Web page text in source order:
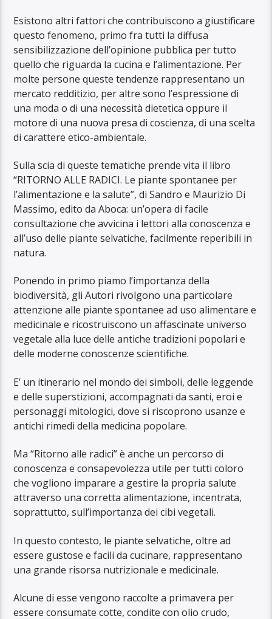
Esistono altri fattori che contribuiscono a giustificare
questo fenomeno, primo fra tutti la diffusa
sensibilizzazione dell’opinione pubblica per tutto
quello che riguarda la cucina e l’alimentazione. Per
molte persone queste tendenze rappresentano un
mercato redditizio, per altre sono l’espressione di
una moda o di una necessità dietetica oppure il
motore di una nuova presa di coscienza, di una scelta
di carattere etico-ambientale.
Sulla scia di queste tematiche prende vita il libro
“RITORNO ALLE RADICI. Le piante spontanee per
l’alimentazione e la salute”, di Sandro e Maurizio Di
Massimo, edito da Aboca: un’opera di facile
consultazione che avvicina i lettori alla conoscenza e
all’uso delle piante selvatiche, facilmente reperibili in
natura.
Ponendo in primo piamo l’importanza della
biodiversità, gli Autori rivolgono una particolare
attenzione alle piante spontanee ad uso alimentare e
medicinale e ricostruiscono un affascinate universo
vegetale alla luce delle antiche tradizioni popolari e
delle moderne conoscenze scientifiche.
E’ un itinerario nel mondo dei simboli, delle leggende
e delle superstizioni, accompagnati da santi, eroi e
personaggi mitologici, dove si riscoprono usanze e
antichi rimedi della medicina popolare.
Ma “Ritorno alle radici” è anche un percorso di
conoscenza e consapevolezza utile per tutti coloro
che vogliono imparare a gestire la propria salute
attraverso una corretta alimentazione, incentrata,
soprattutto, sull’importanza dei cibi vegetali.
In questo contesto, le piante selvatiche, oltre ad
essere gustose e facili da cucinare, rappresentano
una grande risorsa nutrizionale e medicinale.
Alcune di esse vengono raccolte a primavera per
essere consumate cotte, condite con olio crudo,